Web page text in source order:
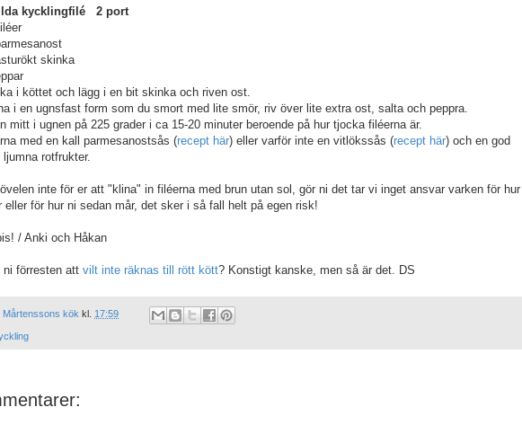
kycklingfilé 2 port
skinka
i köttet och lägg i en bit skinka och riven ost.
i en ugnsfast form som du smort med lite smör, riv över lite extra ost, salta och peppra.
mitt i ugnen på 225 grader i ca 15-20 minuter beroende på hur tjocka filéerna är.
med en kall parmesanostsås (recept här) eller varför inte en vitlökssås (recept här) och en god
rotfrukter.
inte för er att "klina" in filéerna med brun utan sol, gör ni det tar vi inget ansvar varken för hur
eller för hur ni sedan mår, det sker i så fall helt på egen risk!
/ Anki och Håkan
förresten att vilt inte räknas till rött kött? Konstigt kanske, men så är det. DS
Mårtenssons kök kl. 17:59